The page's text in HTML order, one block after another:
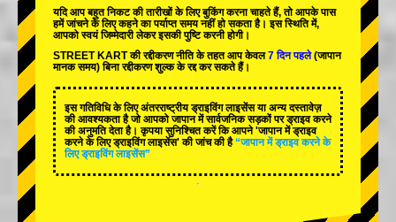
यदि आप बहुत निकट की तारीखों के लिए बुकिंग करना चाहते हैं, तो आपके पास
हमें जांचने के लिए कहने का पर्याप्त समय नहीं हो सकता है। इस स्थिति में,
आपको स्वयं जिम्मेदारी लेकर इसकी पुष्टि करनी होगी।
STREET KART की रद्दीकरण नीति के तहत आप केवल7 दिन पहले(जापान
मानक समय) बिना रद्दीकरण शुल्क के रद्द कर सकते हैं।
इस गतिविधि के लिए अंतरराष्ट्रीय ड्राइविंग लाइसेंस या अन्य दस्तावेज़
की आवश्यकता है जो आपको जापान में सार्वजनिक सड़कों पर ड्राइव करने
की अनुमति देता है। कृपया सुनिश्चित करें कि आपने 'जापान में ड्राइव
करने के लिए ड्राइविंग लाइसेंस' की जांच की है “जापान में ड्राइव करने के
लिए ड्राइविंग लाइसेंस”